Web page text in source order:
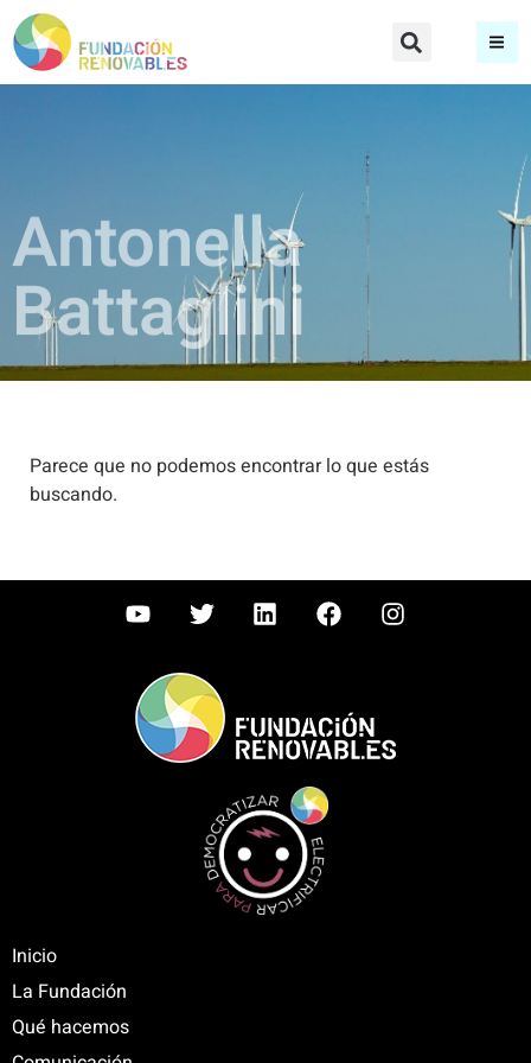
Antonella
Battaglini
Parece que no podemos encontrar lo que estás
buscando.
Inicio
La Fundación
Qué hacemos